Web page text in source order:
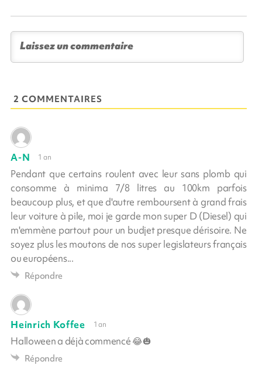
2 COMMENTAIRES
A-N 1 an
Pendant que certains roulent avec leur sans plomb qui
consomme à minima 7/8 litres au 100km parfois
beaucoup plus, et que d'autre remboursent à grand frais
leur voiture à pile, moi je garde mon super D (Diesel) qui
m'emmène partout pour un budjet presque dérisoire. Ne
soyez plus les moutons de nos super legislateurs français
ou européens...
Répondre
Heinrich Koffee 1 an
Halloween a déjà commencé 😂🎃
Répondre